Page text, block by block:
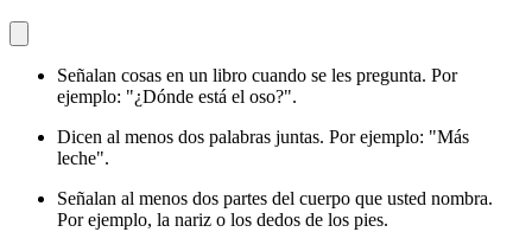
Señalan cosas en un libro cuando se les pregunta. Por
ejemplo: "¿Dónde está el oso?".
Dicen al menos dos palabras juntas. Por ejemplo: "Más
leche".
Señalan al menos dos partes del cuerpo que usted nombra.
Por ejemplo, la nariz o los dedos de los pies.